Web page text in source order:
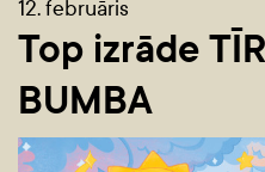
12. februāris
Top izrāde
BUMBA